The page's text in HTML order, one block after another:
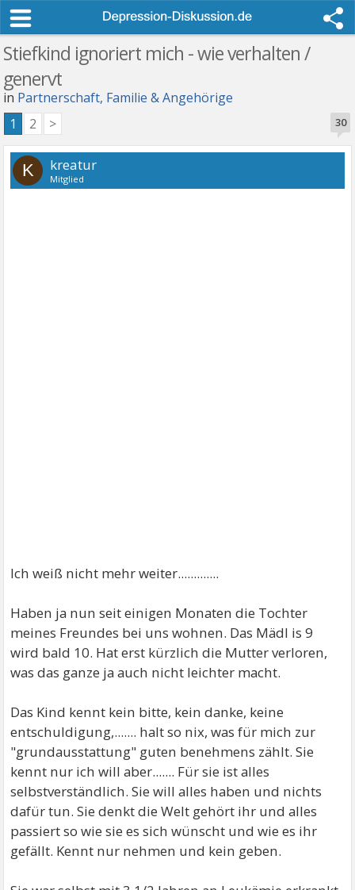
Stiefkind ignoriert mich - wie verhalten /
genervt
in Partnerschaft, Familie & Angehörige
30
1 2 >
K kreatur
Mitglied
Ich weiß nicht mehr weiter.............
Haben ja nun seit einigen Monaten die Tochter
meines Freundes bei uns wohnen. Das Mädl is 9
wird bald 10. Hat erst kürzlich die Mutter verloren,
was das ganze ja auch nicht leichter macht.
Das Kind kennt kein bitte, kein danke, keine
entschuldigung,....... halt so nix, was für mich zur
"grundausstattung" guten benehmens zählt. Sie
kennt nur ich will aber....... Für sie ist alles
selbstverständlich. Sie will alles haben und nichts
dafür tun. Sie denkt die Welt gehört ihr und alles
passiert so wie sie es sich wünscht und wie es ihr
gefällt. Kennt nur nehmen und kein geben.